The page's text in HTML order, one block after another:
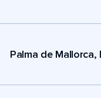
Palma de Mallorca,